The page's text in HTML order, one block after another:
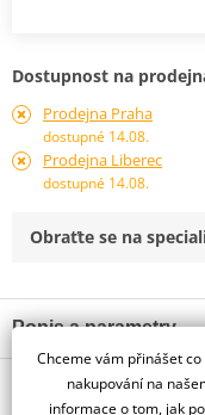
Dostupnost na
Prodejna Praha
dostupné 14.08.
Prodejna Liberec
dostupné 14.08.
Obraťte se na
Popis a parametry
Jsme autorizovaný
dealer značky HJC
O výrobci
Chceme vám přinášet
nakupování na
informace o tom, jak